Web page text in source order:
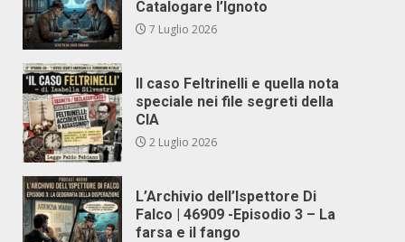
Catalogare l’Ignoto
7 Luglio 2026
Il caso Feltrinelli e quella nota
speciale nei file segreti della
CIA
2 Luglio 2026
L’Archivio dell’Ispettore Di
Falco | 46909 -Episodio 3 – La
farsa e il fango